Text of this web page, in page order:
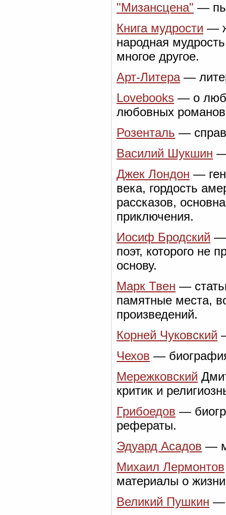
"Мизансцена" —
Книга мудрости —
народная
многое другое.
Арт-Литера—
Lovebooks — о
любовных
Розенталь —
Василий Шукшин —
Джек Лондон —
века, гордость
рассказов,
приключения.
Иосиф Бродский —
поэт, которого не
основу.
Марк Твен —
памятные места,
произведений.
Корней Чуковский
Чехов —
Мережковский
критик и
Грибоедов —
рефераты.
Эдуард Асадов —
Михаил Лермонтов
материалы о
Великий Пушкин —